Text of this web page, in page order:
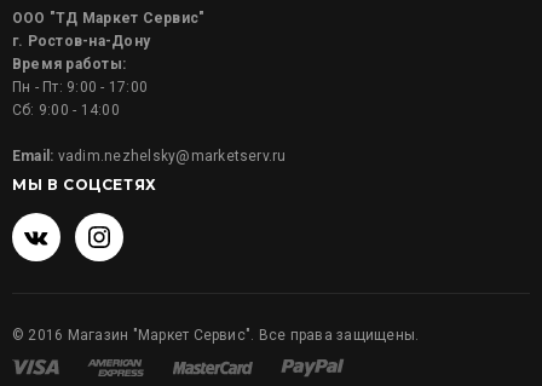
ООО "ТД Маркет Сервис"
г. Ростов-на-Дону
Время работы:
Пн - Пт: 9:00 - 17:00
Сб: 9:00 - 14:00
Email: vadim.nezhelsky@marketserv.ru
МЫ В СОЦСЕТЯХ
© 2016 Магазин "Маркет Сервис". Все права защищены.